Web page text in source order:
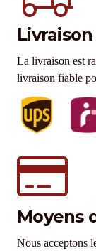
Livraison
La livraison est
livraison fiable
Moyens
Nous acceptons